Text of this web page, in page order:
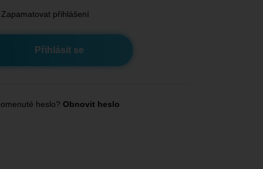
Zapamatovat přihlášení
heslo? Obnovit heslo